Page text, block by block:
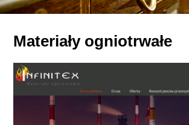
Materiały ogniotrwałe